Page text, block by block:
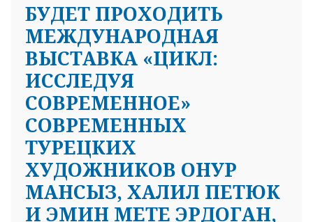
БУДЕТ ПРОХОДИТЬ
МЕЖДУНАРОДНАЯ
ВЫСТАВКА «ЦИКЛ:
ИССЛЕДУЯ
СОВРЕМЕННОЕ»
СОВРЕМЕННЫХ
ТУРЕЦКИХ
ХУДОЖНИКОВ ОНУР
МАНСЫЗ, ХАЛИЛ ПЕТЮК
И ЭМИН МЕТЕ ЭРДОГАН,